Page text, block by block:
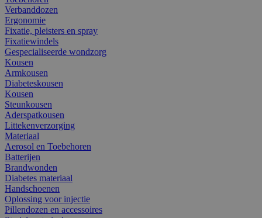
Verbanddozen
Ergonomie
Fixatie, pleisters en spray
Fixatiewindels
Gespecialiseerde wondzorg
Kousen
Armkousen
Diabeteskousen
Kousen
Steunkousen
Aderspatkousen
Littekenverzorging
Materiaal
Aerosol en Toebehoren
Batterijen
Brandwonden
Diabetes materiaal
Handschoenen
Oplossing voor injectie
Pillendozen en accessoires